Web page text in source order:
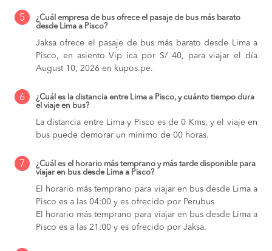
5
¿Cuál empresa de bus ofrece el pasaje de bus más barato
desde Lima a Pisco?
Jaksa ofrece el pasaje de bus más barato desde Lima a
Pisco, en asiento Vip ica por S/ 40, para viajar el día
August 10, 2026 en kupos.pe.
6
¿Cuál es la distancia entre Lima a Pisco, y cuánto tiempo dura
el viaje en bus?
La distancia entre Lima y Pisco es de 0 Kms, y el viaje en
bus puede demorar un mínimo de 00 horas.
7
¿Cuál es el horario más temprano y más tarde disponible para
viajar en bus desde Lima a Pisco?
El horario más temprano para viajar en bus desde Lima a
Pisco es a las 04:00 y es ofrecido por Perubus
El horario más temprano para viajar en bus desde Lima a
Pisco es a las 21:00 y es ofrecido por Jaksa.